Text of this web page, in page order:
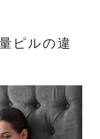
ピルの違